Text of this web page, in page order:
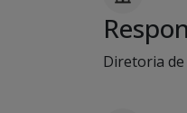
Diretoria